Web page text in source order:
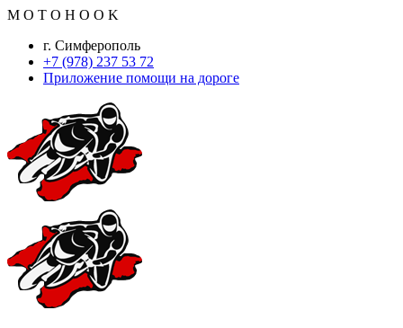
M O T O H O O K
г. Симферополь
+7 (978) 237 53 72
Приложение помощи на дороге